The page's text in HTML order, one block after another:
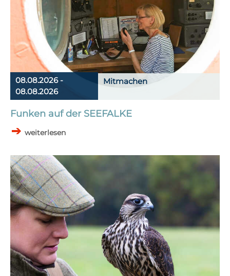
Mitmachen
08.08.2026 -
08.08.2026
Funken auf der SEEFALKE
weiterlesen